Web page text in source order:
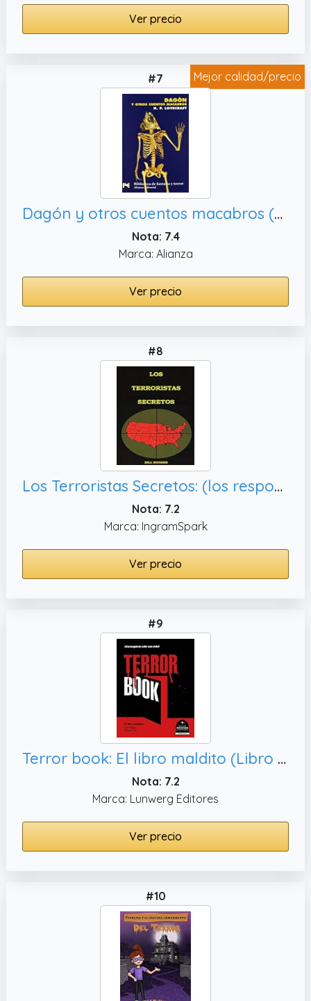
Ver precio
Mejor calidad/precio
#7
Dagón y otros cuentos macabros (El Libro De Bolsillo - Bibliotecas Temáticas - Biblioteca De Fantasía Y Terror)
Nota: 7.4
Marca: Alianza
Ver precio
#8
Los Terroristas Secretos: (los responsables del asesinato del Presidente Lincoln, las torres gemelas y la masacre de Waco) Edición Letra Grande (1)
Nota: 7.2
Marca: IngramSpark
Ver precio
#9
Terror book: El libro maldito (Libro interactivo)
Nota: 7.2
Marca: Lunwerg Editores
Ver precio
#10